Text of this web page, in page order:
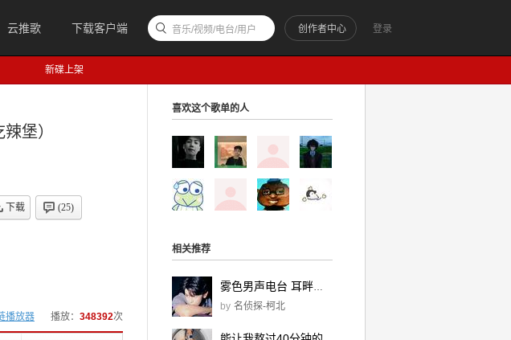
云推歌 下载客户端 登录
创作者中心
音乐/视频/电台/用户
新碟上架